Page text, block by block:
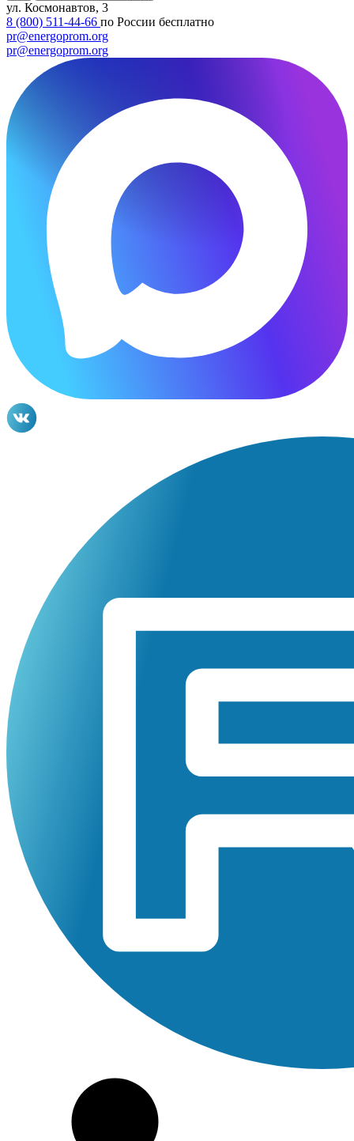
ул. Космонавтов, 3
8 (800) 511-44-66 по России бесплатно
pr@energoprom.org
pr@energoprom.org